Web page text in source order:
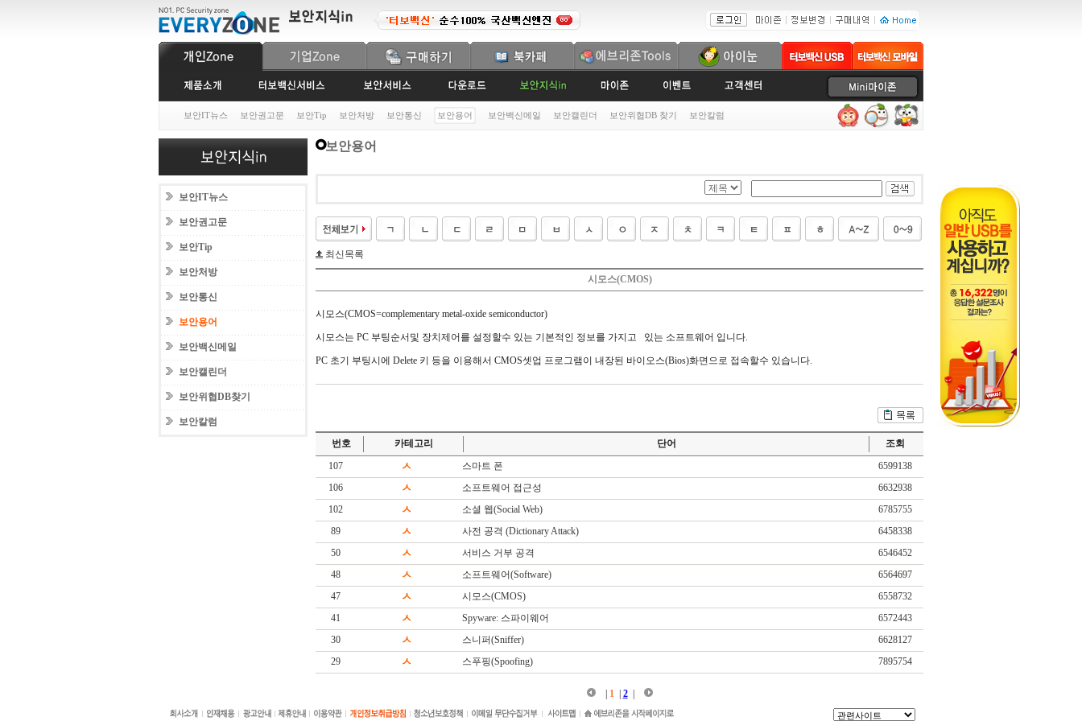
보안IT뉴스 보안권고문 보안Tip 보안처방 보안통신 보안용어 보안백신메일 보안캘린더 보안위협DB 찾기 보안칼럼
보안IT뉴스
보안권고문
보안Tip
보안처방
보안통신
보안용어
보안백신메일
보안캘린더
보안위협DB찾기
보안칼럼
보안용어
최신목록
시모스(CMOS)
시모스(CMOS=complementary metal-oxide semiconductor)
시모스는 PC 부팅순서및 장치제어를 설정할수 있는 기본적인 정보를 가지고 있는 소프트웨어 입니다.
PC 초기 부팅시에 Delete 키 등을 이용해서 CMOS셋업 프로그램이 내장된 바이오스(Bios)화면으로 접속할수 있습니다.
번호 카테고리 단어
조회
107
ㅅ 스마트 폰
6599138
106
ㅅ 소프트웨어 접근성
6632938
102
ㅅ 소셜 웹(Social Web)
6785755
89
ㅅ 사전 공격 (Dictionary Attack)
6458338
50
ㅅ 서비스 거부 공격
6546452
48
ㅅ 소프트웨어(Software)
6564697
47
ㅅ 시모스(CMOS)
6558732
41
ㅅ Spyware: 스파이웨어
6572443
30
ㅅ 스니퍼(Sniffer)
6628127
29
ㅅ 스푸핑(Spoofing) 7895754
| 1| 2|